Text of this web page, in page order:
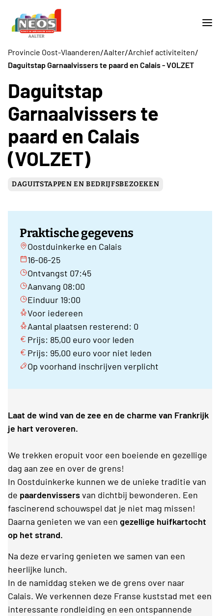
Provincie Oost-Vlaanderen/Aalter/Archief activiteiten/
Daguitstap Garnaalvissers te paard en Calais - VOLZET
Daguitstap
Garnaalvissers te
paard en Calais
(VOLZET)
DAGUITSTAPPEN EN BEDRIJFSBEZOEKEN
Praktische gegevens
Oostduinkerke en Calais
16-06-25
Ontvangst 07:45
Aanvang 08:00
Einduur 19:00
Voor iedereen
Aantal plaatsen resterend: 0
Prijs: 85,00 euro voor leden
Prijs: 95,00 euro voor niet leden
Op voorhand inschrijven verplicht
Laat de wind van de zee en de charme van Frankrijk
je hart veroveren.
We trekken eropuit voor een boeiende en gezellige
dag aan zee en over de grens!
In Oostduinkerke kunnen we de unieke traditie van
de paardenvissersvan dichtbij bewonderen. Een
fascinerend schouwspel dat je niet mag missen!
Daarna genieten we van een gezellige huifkartocht
op het strand.
Na deze ervaring genieten we samen van een
heerlijke lunch.
In de namiddag steken we de grens over naar
Calais. We verkennen deze Franse kuststad met een
interessante rondleiding en een ontspannende